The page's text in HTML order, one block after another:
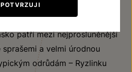
skvostná vína na knížecí
kde se slunci nechce každý
patří mezi nejprosluněnější
a velmi úrodnou
odrůdám – Ryzlinku
POTVRZUJI